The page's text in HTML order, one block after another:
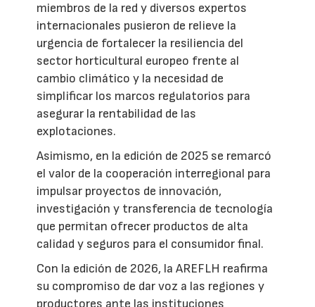
miembros de la red y diversos expertos
internacionales pusieron de relieve la
urgencia de fortalecer la resiliencia del
sector horticultural europeo frente al
cambio climático y la necesidad de
simplificar los marcos regulatorios para
asegurar la rentabilidad de las
explotaciones.
Asimismo, en la edición de 2025 se remarcó
el valor de la cooperación interregional para
impulsar proyectos de innovación,
investigación y transferencia de tecnología
que permitan ofrecer productos de alta
calidad y seguros para el consumidor final.
Con la edición de 2026, la AREFLH reafirma
su compromiso de dar voz a las regiones y